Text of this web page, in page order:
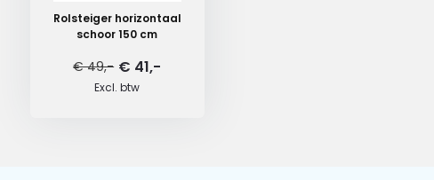
Rolsteiger horizontaal
schoor 150 cm
€ 49,- € 41,-
Excl. btw